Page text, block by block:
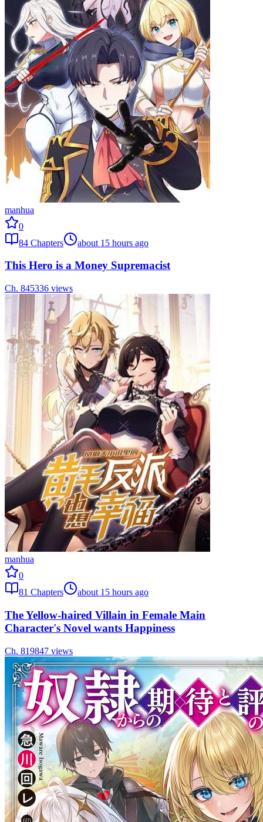
manhua
0
84 Chapters about 15 hours ago
This Hero is a Money Supremacist
Ch. 845336 views
manhua
0
81 Chapters about 15 hours ago
The Yellow-haired Villain in Female Main
Character's Novel wants Happiness
Ch. 819847 views